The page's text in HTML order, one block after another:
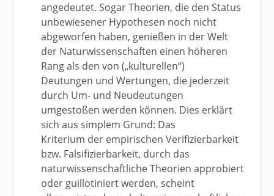
angedeutet. Sogar Theorien, die den Status
unbewiesener Hypothesen noch nicht
abgeworfen haben, genießen in der Welt
der Naturwissenschaften einen höheren
Rang als den von („kulturellen“)
Deutungen und Wertungen, die jederzeit
durch Um- und Neudeutungen
umgestoßen werden können. Dies erklärt
sich aus simplem Grund: Das
Kriterium der empirischen Verifizierbarkeit
bzw. Falsifizierbarkeit, durch das
naturwissenschaftliche Theorien approbiert
oder guillotiniert werden, scheint